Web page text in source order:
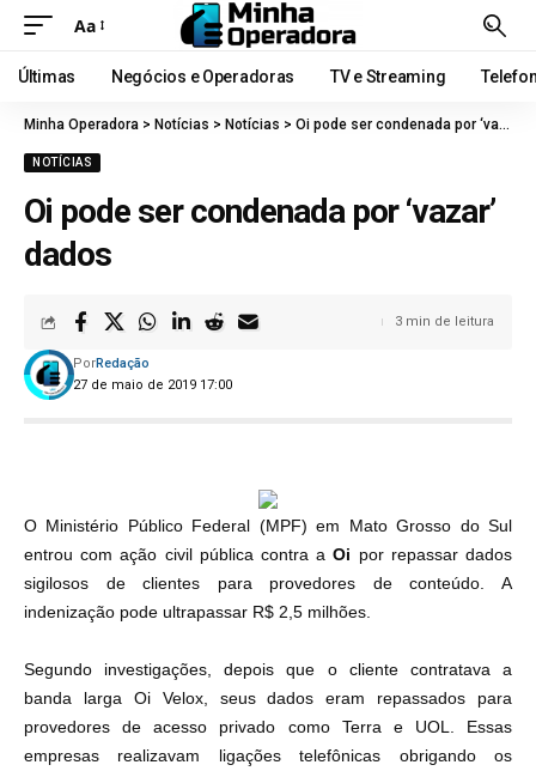
Aa
Últimas Negócios e Operadoras TV e Streaming
Minha Operadora > Notícias > Notícias > Oi pode ser condenada por ‘vazar’ dados
NOTÍCIAS
Oi pode ser condenada por ‘vazar’
dados
27 de maio de 2019 17:00
PorRedação
3 min de leitura
O Ministério Público Federal (MPF) em Mato Grosso do Sul
entrou com ação civil pública contra aOi por repassar dados
sigilosos de clientes para provedores de conteúdo. A
indenização pode ultrapassar R$ 2,5 milhões.
Segundo investigações, depois que o cliente contratava a
banda larga Oi Velox, seus dados eram repassados para
provedores de acesso privado como Terra e UOL. Essas
empresas realizavam ligações telefônicas obrigando os